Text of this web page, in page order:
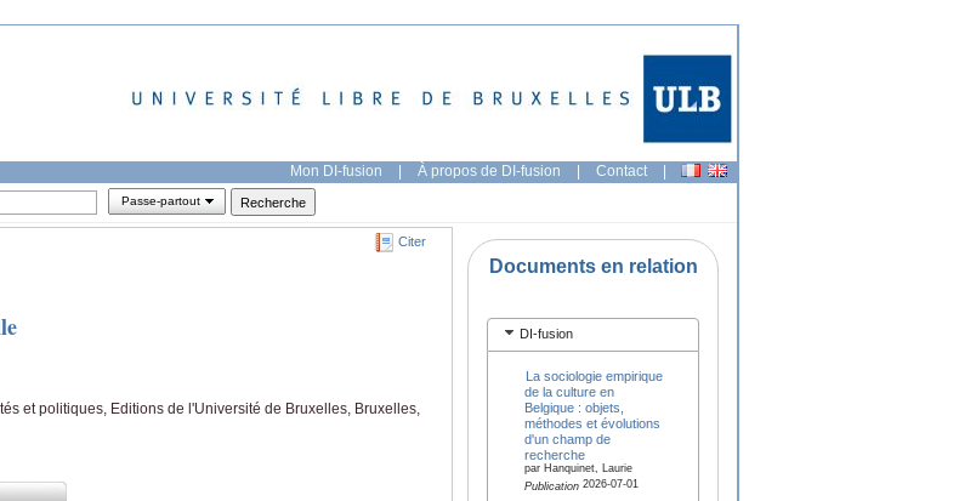
Mon DI-fusion | À propos de DI-fusion | Contact |
Passe-partout
Citer
et politiques, Editions de l'Université de Bruxelles, Bruxelles,
Documents en relation
DI-fusion
La sociologie empirique
de la culture en
Belgique : objets,
méthodes et évolutions
d'un champ de
recherche
par Hanquinet, Laurie
Publication2026-07-01